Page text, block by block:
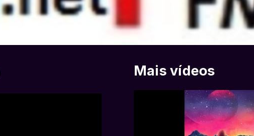
Mais vídeos